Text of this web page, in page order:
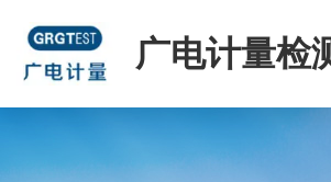
广电计量检
司